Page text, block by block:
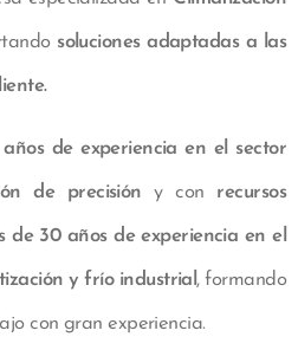
soluciones adaptadas a las
años de experiencia en el sector
de precisión y con recursos
de 30 años de experiencia en el
y frío industrial , formando
con gran experiencia.